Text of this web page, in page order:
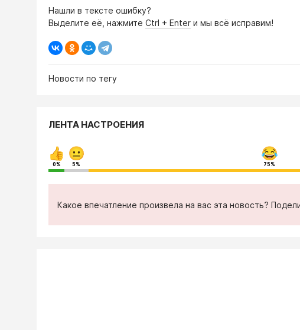
Нашли в тексте ошибку?
Выделите её, нажмите Ctrl + Enter и мы всё исправим!
Новости по тегу
ЛЕНТА НАСТРОЕНИЯ
0% 5% 75%
Какое впечатление произвела на вас эта новость?